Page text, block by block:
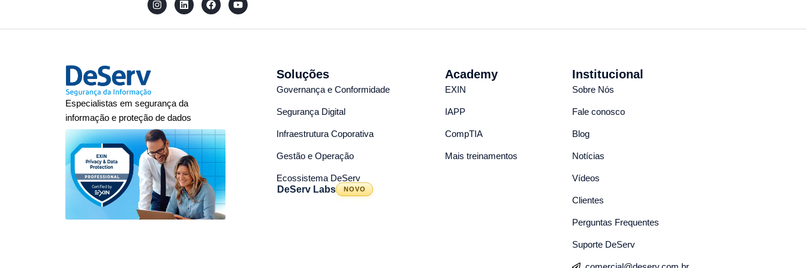
Especialistas em segurança da
informação e proteção de dados
Soluções
Governança e Conformidade
Segurança Digital
Infraestrutura Coporativa
Gestão e Operação
Ecossistema DeServ
DeServ Labs
NOVO
Academy
EXIN
IAPP
CompTIA
Mais treinamentos
Institucional
Sobre Nós
Fale conosco
Blog
Notícias
Vídeos
Clientes
Perguntas Frequentes
Suporte DeServ